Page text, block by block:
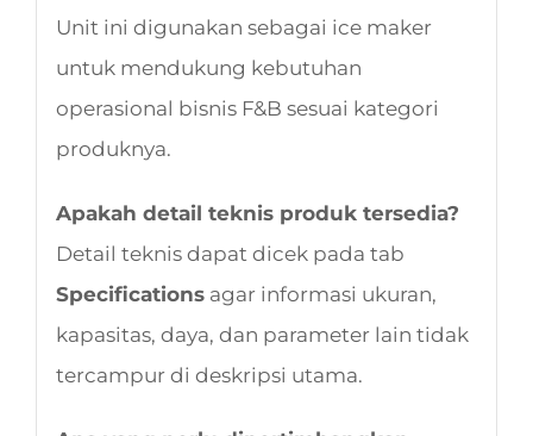
Unit ini digunakan sebagai ice maker
untuk mendukung kebutuhan
operasional bisnis F&B sesuai kategori
produknya.
Apakah detail teknis produk tersedia?
Detail teknis dapat dicek pada tab
Specificationsagar informasi ukuran,
kapasitas, daya, dan parameter lain tidak
tercampur di deskripsi utama.